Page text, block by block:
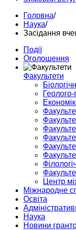
Головна/
Наука/
Засідання
Події
Оголошення
Факультети
Центр
Міжнародне
Освіта
Наука
Новини